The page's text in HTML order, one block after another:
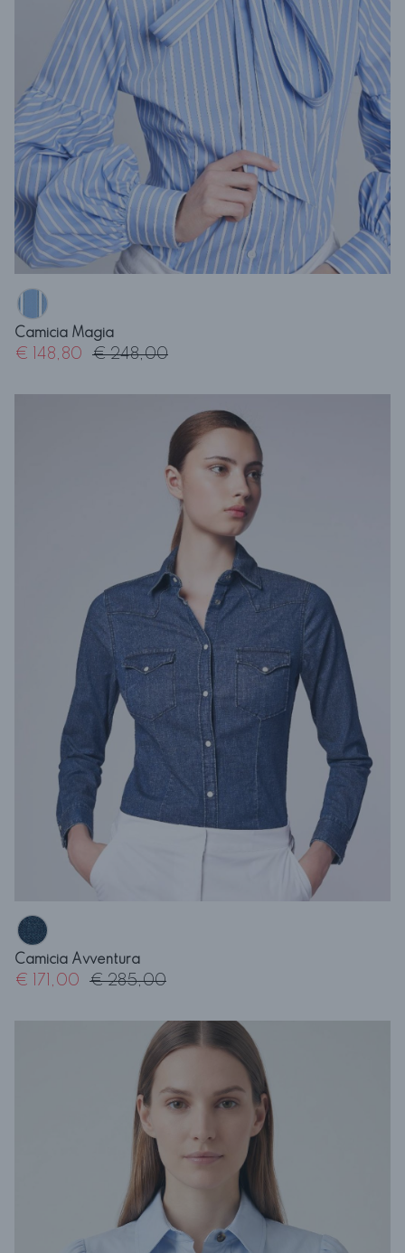
Camicia Magia
€ 148,80 € 248,00
Camicia Avventura
€ 171,00 € 285,00